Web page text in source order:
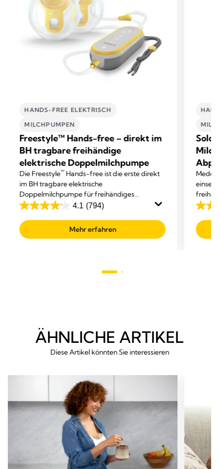
HANDS-FREE ELEKTRISCH
MILCHPUMPEN
Freestyle™ Hands-free – direkt im
BH tragbare freihändige
elektrische Doppelmilchpumpe
Die Freestyle™ Hands-free ist die erste direkt
im BH tragbare elektrische
Doppelmilchpumpe für freihändiges
Abpumpen von Medela.
4.1 (794)
4.1
von
5
Mehr erfahren
4.6
von
5
ÄHNLICHE ARTIKEL
Diese Artikel könnten Sie interessieren